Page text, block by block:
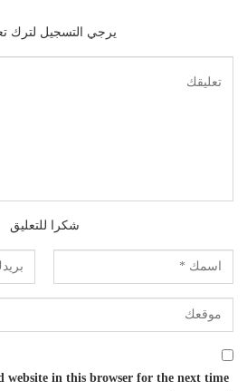
يرجي التسجيل لترك
شكرا للتعليق
website in this browser for the next time